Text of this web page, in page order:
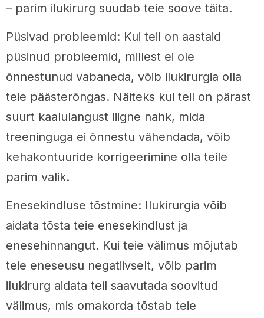
– parim ilukirurg suudab teie soove täita.
Püsivad probleemid: Kui teil on aastaid
püsinud probleemid, millest ei ole
õnnestunud vabaneda, võib ilukirurgia olla
teie päästerõngas. Näiteks kui teil on pärast
suurt kaalulangust liigne nahk, mida
treeninguga ei õnnestu vähendada, võib
kehakontuuride korrigeerimine olla teile
parim valik.
Enesekindluse tõstmine: Ilukirurgia võib
aidata tõsta teie enesekindlust ja
enesehinnangut. Kui teie välimus mõjutab
teie eneseusu negatiivselt, võib parim
ilukirurg aidata teil saavutada soovitud
välimus, mis omakorda tõstab teie